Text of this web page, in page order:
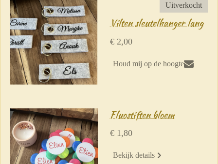
Uitverkocht
Vilten sleutelhanger lang
€ 2,00
Houd mij op de hoogte
Fluostiften bloem
€ 1,80
Bekijk details